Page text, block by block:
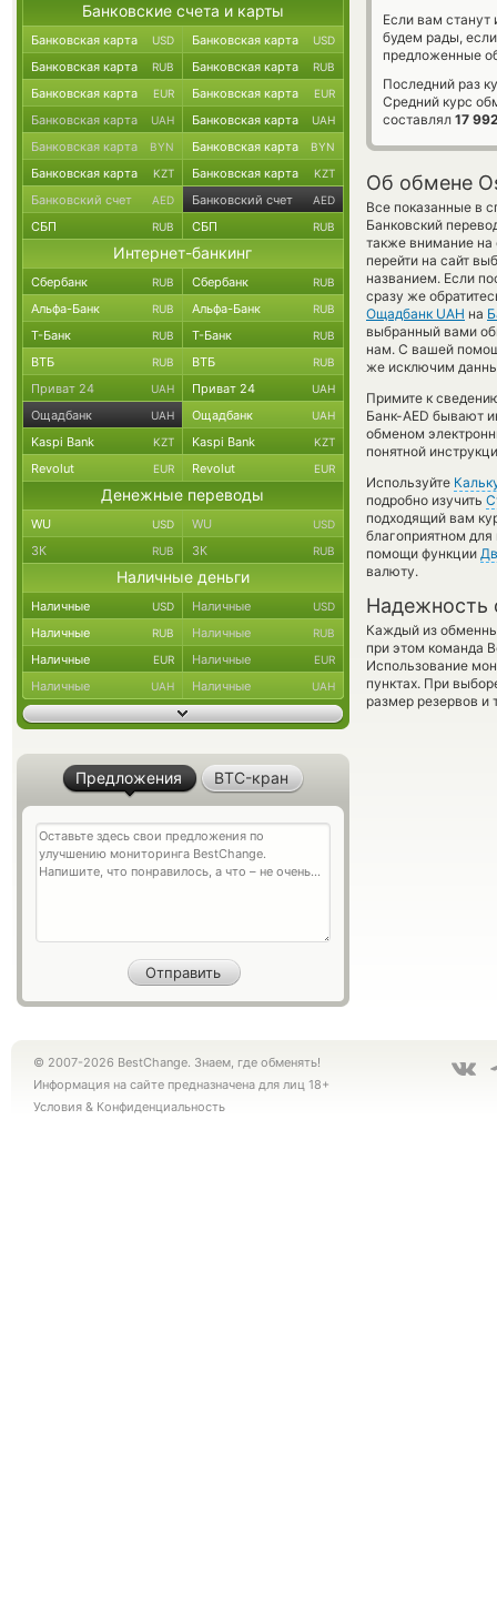
Если вам
будем рады,
предложенные
Последний раз
Средний курс
составлял 17
Об обмене
Все показанные в
Банковский
также внимание на
перейти на сайт
названием. Если
сразу же
Ощадбанк UAH на
выбранный вами
нам. С вашей
же исключим
Примите к
Банк-AED бывают
обменом
понятной
Используйте
подробно изучить
подходящий вам
благоприятном
помощи функции
валюту.
Надежность
Каждый из
при этом команда
Использование
пунктах. При
размер резервов и
Банковские счета и карты
Банковская карта USD Банковская карта USD
Банковская карта RUB Банковская карта RUB
Банковская карта EUR Банковская карта EUR
Банковская карта UAH Банковская карта UAH
Банковская карта BYN Банковская карта BYN
Банковская карта KZT Банковская карта KZT
Банковский счет AED Банковский счет AED
СБП RUB СБП RUB
Интернет-банкинг
Сбербанк RUB Сбербанк RUB
Альфа-Банк RUB Альфа-Банк RUB
Т-Банк RUB Т-Банк RUB
ВТБ RUB ВТБ RUB
Приват 24 UAH Приват 24 UAH
Ощадбанк UAH Ощадбанк UAH
Kaspi Bank KZT Kaspi Bank KZT
Revolut EUR Revolut EUR
Денежные переводы
WU USD WU USD
ЗК RUB ЗК RUB
Наличные деньги
Наличные USD Наличные USD
Наличные RUB Наличные RUB
Наличные EUR Наличные EUR
Наличные UAH Наличные UAH
Предложения BTC-кран
© 2007-2026 BestChange. Знаем, где обменять!
Информация на сайте предназначена для лиц 18+
Условия & Конфиденциальность